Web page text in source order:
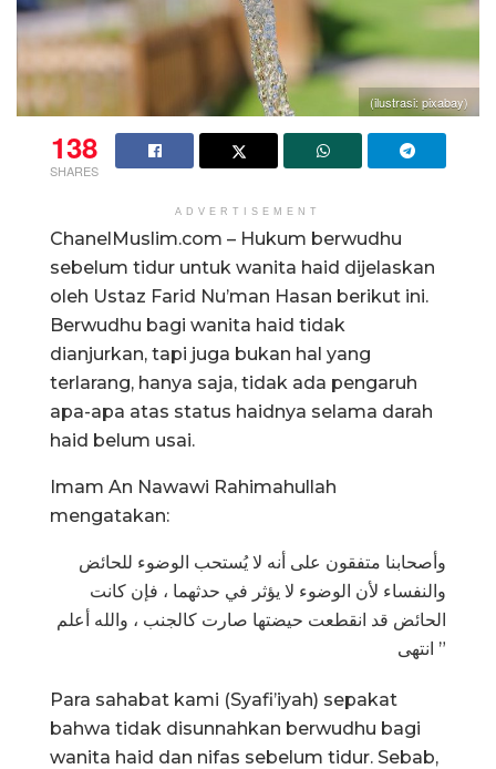
(ilustrasi: pixabay)
138
SHARES
ADVERTISEMENT
ChanelMuslim.com – Hukum berwudhu
sebelum tidur untuk wanita haid dijelaskan
oleh Ustaz Farid Nu’man Hasan berikut ini.
Berwudhu bagi wanita haid tidak
dianjurkan, tapi juga bukan hal yang
terlarang, hanya saja, tidak ada pengaruh
apa-apa atas status haidnya selama darah
haid belum usai.
Imam An Nawawi Rahimahullah
mengatakan:
وأصحابنا متفقون على أنه لا يُستحب الوضوء للحائض
والنفساء لأن الوضوء لا يؤثر في حدثهما ، فإن كانت
الحائض قد انقطعت حيضتها صارت كالجنب ، والله أعلم
” انتهى
Para sahabat kami (Syafi’iyah) sepakat
bahwa tidak disunnahkan berwudhu bagi
wanita haid dan nifas sebelum tidur. Sebab,